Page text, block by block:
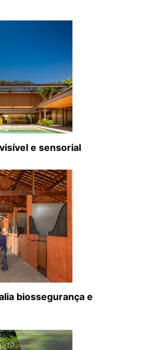
e sensorial
biossegurança e